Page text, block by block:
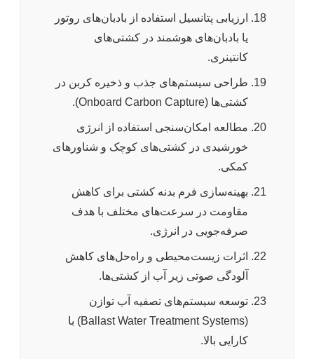
ارزیابی پتانسیل استفاده از بادبان‌های روتور
یا بادبان‌های هوشمند در کشتی‌های
کانتینری.
طراحی سیستم‌های جذب و ذخیره کربن در
کشتی‌ها (Onboard Carbon Capture).
مطالعه امکان‌سنجی استفاده از انرژی
خورشیدی در کشتی‌های کوچک و شناورهای
کمکی.
بهینه‌سازی فرم بدنه کشتی برای کاهش
مقاومت در سرعت‌های مختلف با هدف
صرفه‌جویی در انرژی.
اثرات زیست‌محیطی و راه‌حل‌های کاهش
آلودگی صوتی زیر آب از کشتی‌ها.
توسعه سیستم‌های تصفیه آب توازن
(Ballast Water Treatment Systems) با
کارایی بالا.